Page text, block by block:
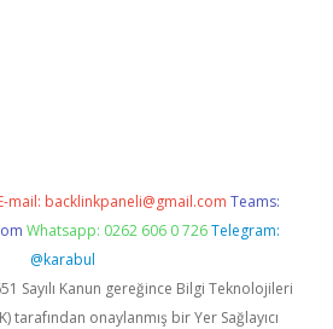
mail: backlinkpaneli@gmail.com Teams:
Whatsapp: 0262 606 0 726 Telegram:
@karabul
Sayılı Kanun gereğince Bilgi Teknolojileri
tarafından onaylanmış bir Yer Sağlayıcı